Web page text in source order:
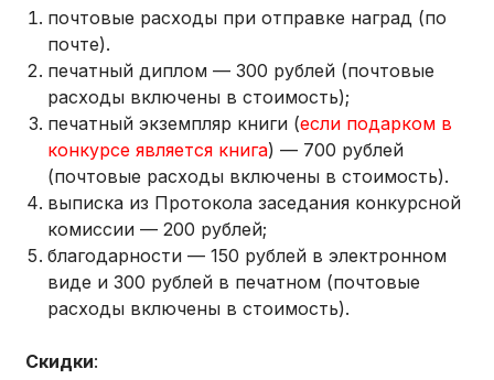
почтовые расходы при отправке наград (по
почте).
печатный диплом — 300 рублей (почтовые
расходы включены в стоимость);
печатный экземпляр книги (если подарком в
конкурсе является книга) — 700 рублей
(почтовые расходы включены в стоимость).
выписка из Протокола заседания конкурсной
комиссии — 200 рублей;
благодарности — 150 рублей в электронном
виде и 300 рублей в печатном (почтовые
расходы включены в стоимость).
Скидки: